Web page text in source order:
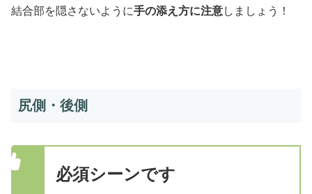
結合部を隠さないように手の添え方に注意しましょう！
尻側・後側
必須シーンです